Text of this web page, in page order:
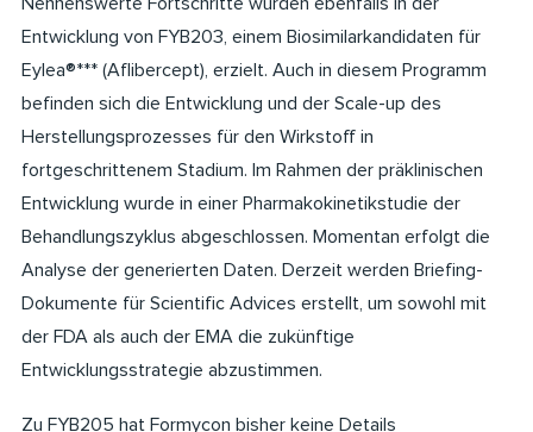
Entwicklung von FYB203, einem Biosimilarkandidaten für
Eylea®*** (Aflibercept), erzielt. Auch in diesem Programm
befinden sich die Entwicklung und der Scale-up des
Herstellungsprozesses für den Wirkstoff in
fortgeschrittenem Stadium. Im Rahmen der präklinischen
Entwicklung wurde in einer Pharmakokinetikstudie der
Behandlungszyklus abgeschlossen. Momentan erfolgt die
Analyse der generierten Daten. Derzeit werden Briefing-
Dokumente für Scientific Advices erstellt, um sowohl mit
der FDA als auch der EMA die zukünftige
Entwicklungsstrategie abzustimmen.
Zu FYB205 hat Formycon bisher keine Details